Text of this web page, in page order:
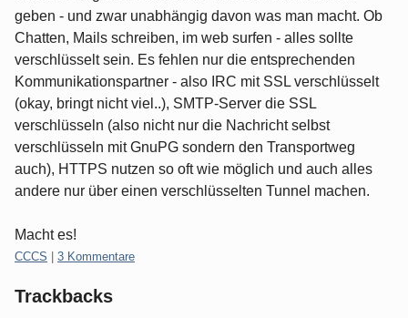
geben - und zwar unabhängig davon was man macht. Ob
Chatten, Mails schreiben, im web surfen - alles sollte
verschlüsselt sein. Es fehlen nur die entsprechenden
Kommunikationspartner - also IRC mit SSL verschlüsselt
(okay, bringt nicht viel..), SMTP-Server die SSL
verschlüsseln (also nicht nur die Nachricht selbst
verschlüsseln mit GnuPG sondern den Transportweg
auch), HTTPS nutzen so oft wie möglich und auch alles
andere nur über einen verschlüsselten Tunnel machen.
Macht es!
Kategorien:
CCCS 3 Kommentare
Trackbacks